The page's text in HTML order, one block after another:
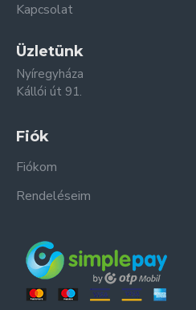
Kapcsolat
Üzletünk
Nyíregyháza
Kállói út 91.
Fiók
Fiókom
Rendeléseim